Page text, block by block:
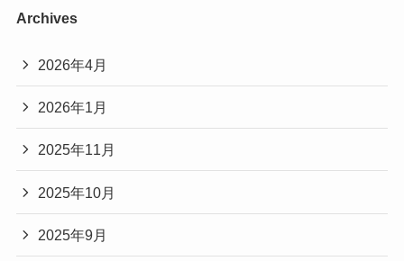
Archives
2026年4月
2026年1月
2025年11月
2025年10月
2025年9月